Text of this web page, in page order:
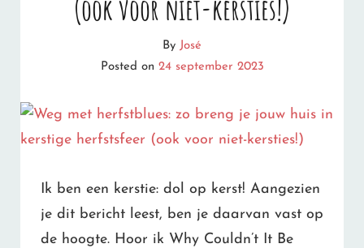
JE
ZELF
KERSTBOOM
OMZAGEN
(2023)
(ook voor niet-kersties!)
By José
Posted on 24 september 2023
Ik ben een kerstie: dol op kerst! Aangezien
je dit bericht leest, ben je daarvan vast op
de hoogte. Hoor ik Why Couldn’t It Be